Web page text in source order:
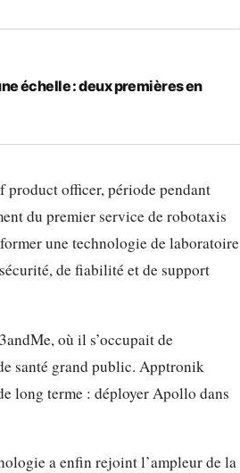
échelle : deux premières en
product officer, période pendant
du premier service de robotaxis
une technologie de laboratoire
de fiabilité et de support
où il s’occupait de
santé grand public. Apptronik
long terme : déployer Apollo dans
a enfin rejoint l’ampleur de la